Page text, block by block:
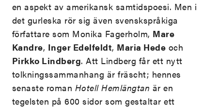
en aspekt av amerikansk samtidspoesi. Men i
det gurleska rör sig även svenskspråkiga
författare som Monika Fagerholm, Mare
Kandre, Inger Edelfeldt, Maria Hede och
Pirkko Lindberg. Att Lindberg får ett nytt
tolkningssammanhang är fräscht; hennes
senaste roman Hotell Hemlängtan är en
tegelsten på 600 sidor som gestaltar ett